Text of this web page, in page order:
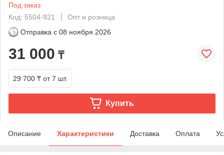
Под заказ
Код: 5504-921
Опт и розница
Отправка с 08 ноября 2026
31 000 ₸
29 700 ₸ от 7 шт.
Купить
Описание Характеристики Доставка Оплата